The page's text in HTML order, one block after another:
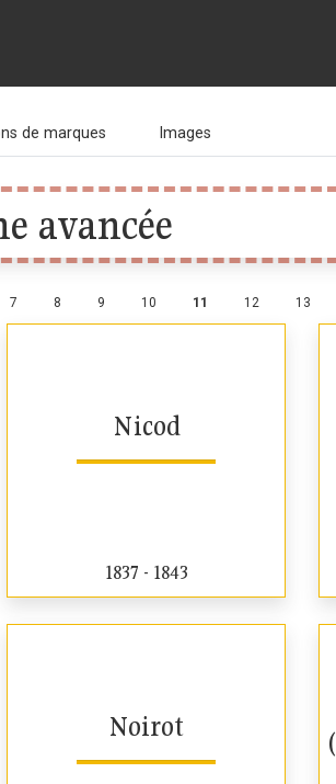
de marques Images
avancée
7 8 9 10 11 12 13
Nicod
1837 - 1843
Noirot